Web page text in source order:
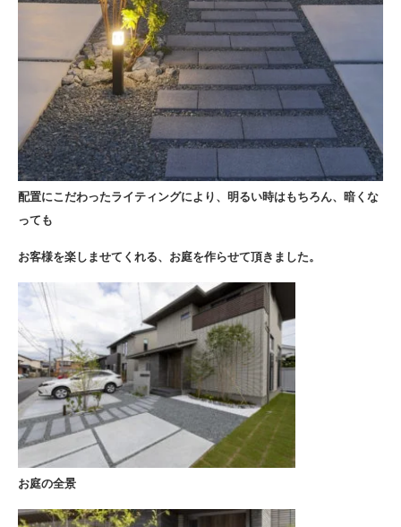
配置にこだわったライティングにより、明るい時はもちろん、暗くな
っても
お客様を楽しませてくれる、お庭を作らせて頂きました。
お庭の全景